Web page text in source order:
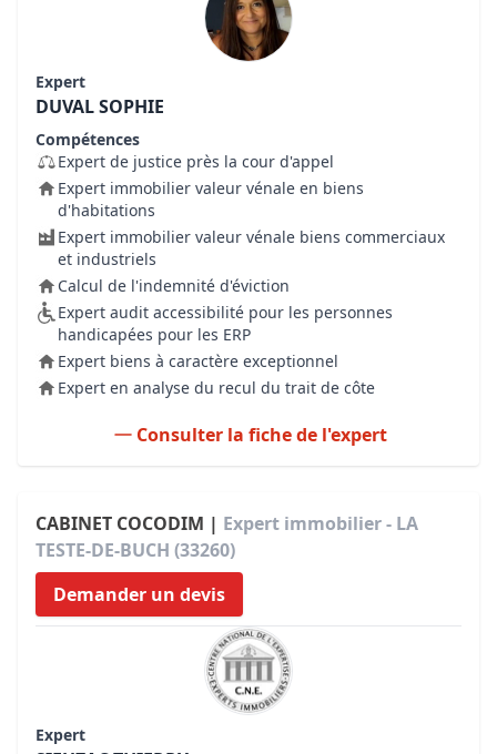
Expert
DUVAL SOPHIE
Compétences
Expert de justice près la cour d'appel
Expert immobilier valeur vénale en biens
d'habitations
Expert immobilier valeur vénale biens commerciaux
et industriels
Calcul de l'indemnité d'éviction
Expert audit accessibilité pour les personnes
handicapées pour les ERP
Expert biens à caractère exceptionnel
Expert en analyse du recul du trait de côte
Consulter la fiche de l'expert
CABINET COCODIM | Expert immobilier - LA
TESTE-DE-BUCH (33260)
Demander un devis
Expert